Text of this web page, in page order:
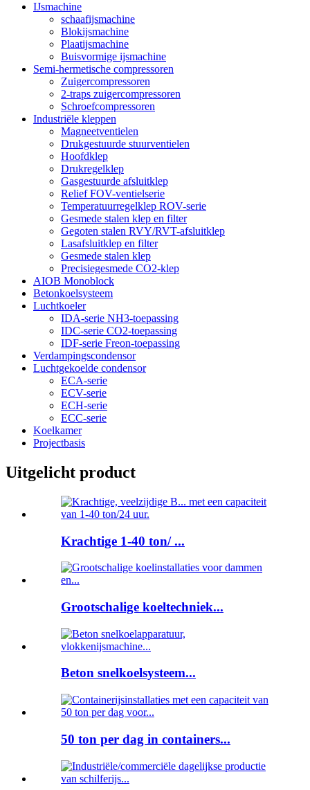
IJsmachine
schaafijsmachine
Blokijsmachine
Plaatijsmachine
Buisvormige ijsmachine
Semi-hermetische compressoren
Zuigercompressoren
2-traps zuigercompressoren
Schroefcompressoren
Industriële kleppen
Magneetventielen
Drukgestuurde stuurventielen
Hoofdklep
Drukregelklep
Gasgestuurde afsluitklep
Relief FOV-ventielserie
Temperatuurregelklep ROV-serie
Gesmede stalen klep en filter
Gegoten stalen RVY/RVT-afsluitklep
Lasafsluitklep en filter
Gesmede stalen klep
Precisiegesmede CO2-klep
AIOB Monoblock
Betonkoelsysteem
Luchtkoeler
IDA-serie NH3-toepassing
IDC-serie CO2-toepassing
IDF-serie Freon-toepassing
Verdampingscondensor
Luchtgekoelde condensor
ECA-serie
ECV-serie
ECH-serie
ECC-serie
Koelkamer
Projectbasis
Uitgelicht product
Krachtige 1-40 ton/ ...
Grootschalige koeltechniek...
Beton snelkoelsysteem...
50 ton per dag in containers...